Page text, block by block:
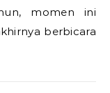
momen ini
berbicara